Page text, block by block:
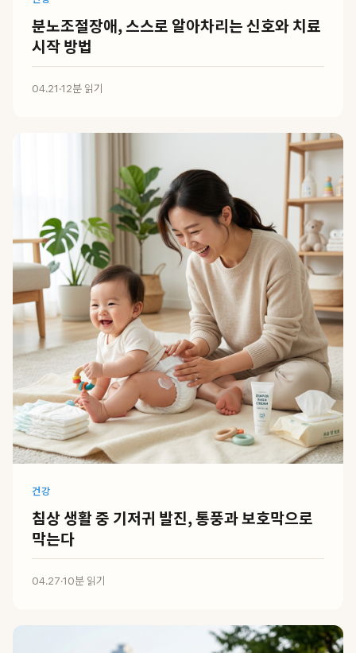
분노조절장애, 스스로 알아차리는 신호와 치료
시작 방법
04.21·12분 읽기
건강
침상 생활 중 기저귀 발진, 통풍과 보호막으로
막는다
04.27·10분 읽기